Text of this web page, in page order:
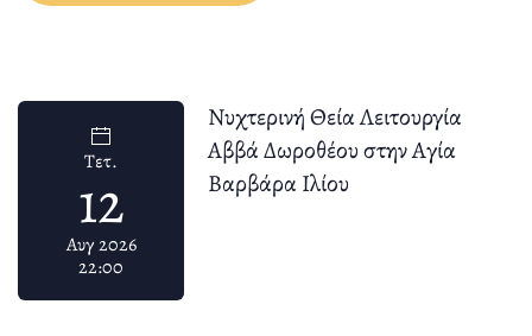
Τετ.
12
Αυγ 2026
22:00
Νυχτερινή Θεία Λειτουργία
Αββά Δωροθέου στην Αγία
Βαρβάρα Ιλίου